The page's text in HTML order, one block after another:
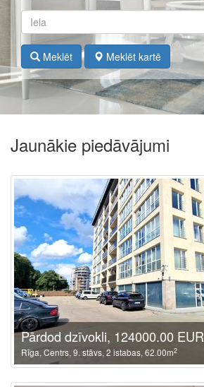
Meklēt Meklēt kartē
Jaunākie piedāvājumi
Pārdod dzīvokli, 124000.00 EUR
Rīga, Centrs, 9. stāvs, 2 istabas, 62.00m2